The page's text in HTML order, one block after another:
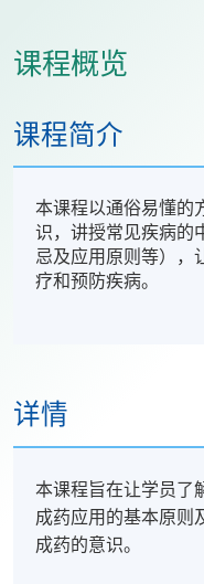
课程概览
课程简介
本课程以通俗易懂的
识，讲授常见疾病的
忌及应用原则等），
疗和预防疾病。
详情
本课程旨在让学员了
成药应用的基本原则
成药的意识。